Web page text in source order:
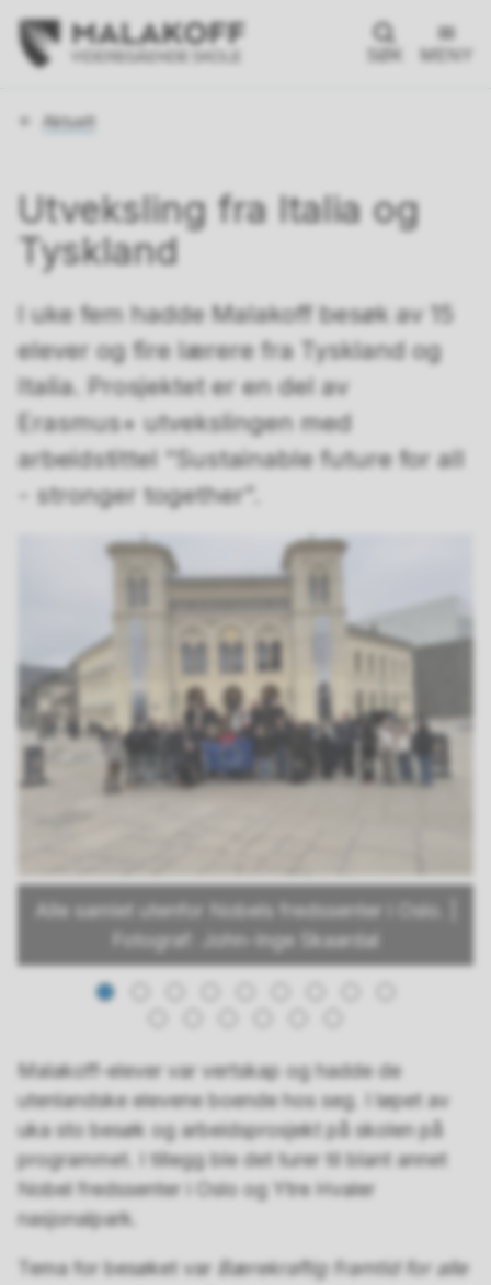
SØK MENY
Du
Aktuelt
Utveksling fra Italia og
Tyskland
I uke fem hadde Malakoff besøk av 15
elever og fire lærere fra Tyskland og
Italia. Prosjektet er en del av
Erasmus+ utvekslingen med
arbeidstittel “Sustainable future for all
- stronger together”.
Alle samlet utenfor Nobels fredssenter i Oslo. |
Fotograf: John-Inge Skaardal
Malakoff-elever var vertskap og hadde de
utenlandske elevene boende hos seg. I løpet av
uka sto besøk og arbeidsprosjekt på skolen på
programmet. I tillegg ble det turer til blant annet
Nobel fredssenter i Oslo og Ytre Hvaler
nasjonalpark.
Tema for besøket var Bærekraftig framtid for alle